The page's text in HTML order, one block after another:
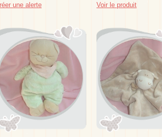
une alerte Voir le produit